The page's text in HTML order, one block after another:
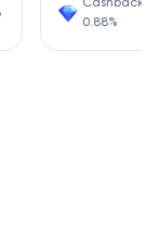
Cashback
0.88%